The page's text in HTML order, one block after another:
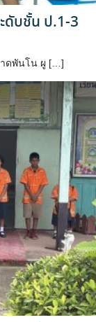
ดับชั้น ป.1-3
าดพันโน ผู […]